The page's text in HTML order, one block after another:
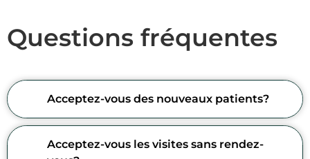
Questions fréquentes
Acceptez-vous des nouveaux patients?
Acceptez-vous les visites sans rendez-